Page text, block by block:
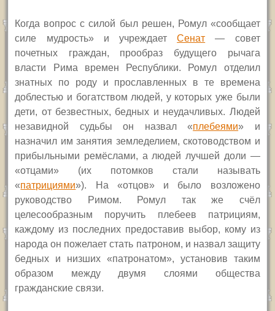
Когда вопрос с силой был решен, Ромул «сообщает
силе мудрость» и учреждаетСенат — совет
почетных граждан, прообраз будущего рычага
власти Рима времен Республики. Ромул отделил
знатных по роду и прославленных в те времена
доблестью и богатством людей, у которых уже были
дети, от безвестных, бедных и неудачливых. Людей
незавидной судьбы он назвал «плебеями» и
назначил им занятия земледелием, скотоводством и
прибыльными ремёслами, а людей лучшей доли —
«отцами» (их потомков стали называть
«патрициями»). На «отцов» и было возложено
руководство Римом. Ромул так же счёл
целесообразным поручить плебеев патрициям,
каждому из последних предоставив выбор, кому из
народа он пожелает стать патроном, и назвал защиту
бедных и низших «патронатом», установив таким
образом между двумя слоями общества
гражданские связи.